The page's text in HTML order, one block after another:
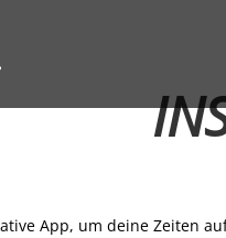
App, um deine Zeiten